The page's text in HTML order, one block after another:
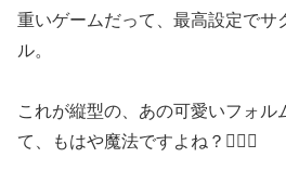
重いゲームだって、最高設定でサ
ル。
これが縦型の、あの可愛いフォル
て、もはや魔法ですよね？🧙‍♀️✨